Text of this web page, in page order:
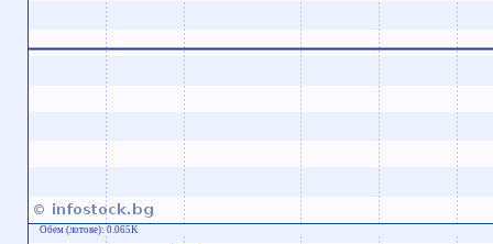
Обем (лотове): 0.065K